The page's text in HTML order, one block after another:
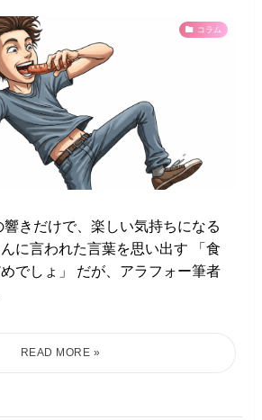
コラム
響きだけで、楽しい気持ちになる
に言われた言葉を思い出す 「食
でしょ」 だが、アラフォー筆者